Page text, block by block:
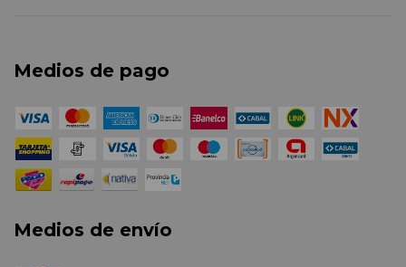
Medios de pago
Medios de envío